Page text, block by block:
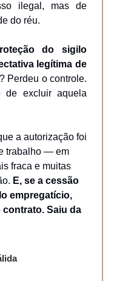
ilegal, mas de
do réu.
do sigilo
legítima de
Perdeu o controle.
de excluir aquela
a autorização foi
trabalho — em
fraca e muitas
E, se a cessão
empregatício,
Saiu da